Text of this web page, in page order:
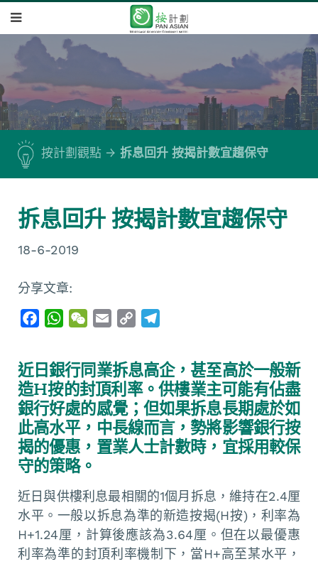
按計劃觀點 拆息回升 按揭計數宜趨保守
拆息回升 按揭計數宜趨保守
18-6-2019
分享文章:
e
b
o
o
k
W
t
s
A
p
p
W
h
a
t
i
l
y
L
i
n
k
e
g
r
a
m
近日銀行同業拆息高企，甚至高於一般新
造H按的封頂利率。供樓業主可能有佔盡
銀行好處的感覺；但如果拆息長期處於如
此高水平，中長線而言，勢將影響銀行按
揭的優惠，置業人士計數時，宜採用較保
守的策略。
近日與供樓利息最相關的1個月拆息，維持在2.4厘
水平。一般以拆息為準的新造按揭(H按)，利率為
H+1.24厘，計算後應該為3.64厘。但在以最優惠
利率為準的封頂利率機制下，當H+高至某水平，